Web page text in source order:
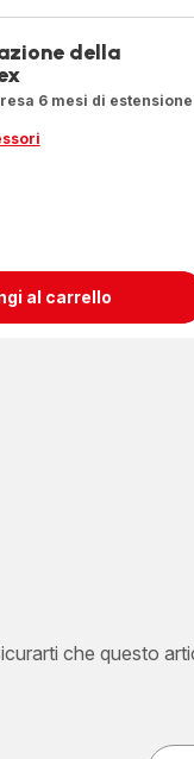
al carrello
della
6 mesi di estensione
che questo